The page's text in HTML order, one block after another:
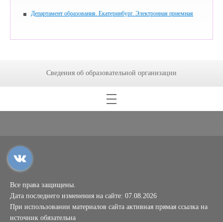
Департамент образования. Екатеринбург. Электронная приемная
Сведения об образовательной организации
Все права защищены.
Дата последнего изменения на сайте: 07.08.2026
При использовании материалов сайта активная прямая ссылка на
источник обязательна